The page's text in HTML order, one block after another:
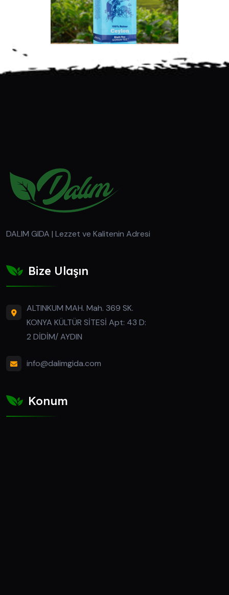
DALIM GIDA | Lezzet ve Kalitenin Adresi
Bize Ulaşın
ALTINKUM MAH. Mah. 369 SK.
KONYA KÜLTÜR SİTESİ Apt: 43 D:
2 DİDİM/ AYDIN
info@dalimgida.com
Konum